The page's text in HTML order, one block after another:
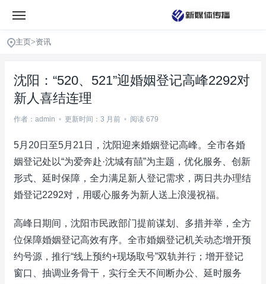
主页>资讯
沈阳：“520、521”迎婚姻登记高峰2292对
新人喜结连理
作者：admin • 更新时间：3 月前 • 阅读 679
5月20日至5月21日，沈阳迎来婚姻登记高峰。全市各婚
姻登记处以“为爱奔赴·沈城有囍”为主题，优化服务、创新
形式、延时保障，全力满足新人登记需求，两日共办理结
婚登记2292对，用暖心服务为新人送上浪漫祝福。
高峰日期间，沈阳市民政部门提前谋划、多措并举，全方
位保障婚姻登记高效有序。全市婚姻登记机关动态增开预
约号源，推行“线上预约+现场取号”双轨并行；增开登记
窗口、抽调业务骨干，实行全天不间断办公、延时服务